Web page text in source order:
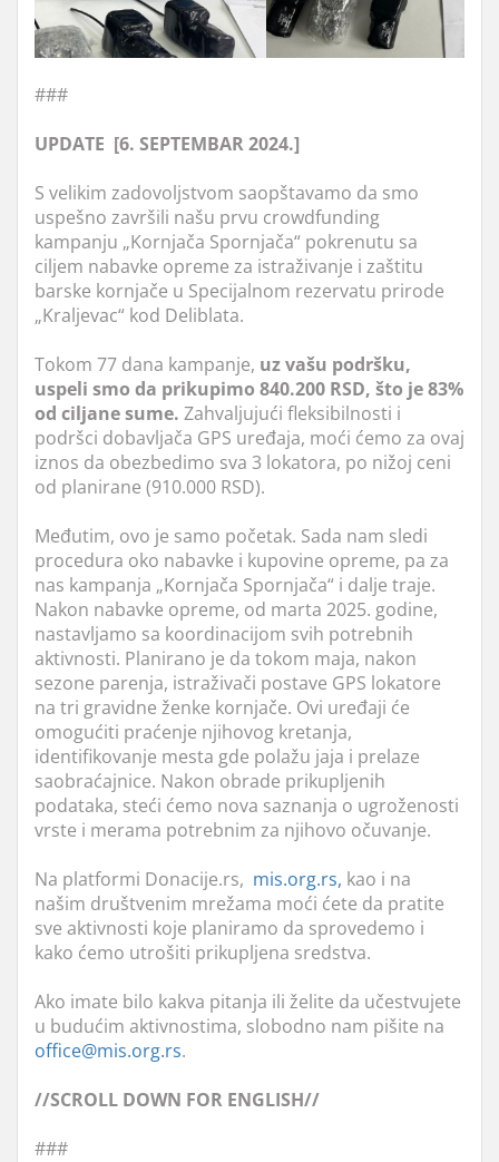
###
UPDATE [6. SEPTEMBAR 2024.]
S velikim zadovoljstvom saopštavamo da smo
uspešno završili našu prvu crowdfunding
kampanju „Kornjača Spornjača“ pokrenutu sa
ciljem nabavke opreme za istraživanje i zaštitu
barske kornjače u Specijalnom rezervatu prirode
„Kraljevac“ kod Deliblata.
Tokom 77 dana kampanje, uz vašu podršku,
uspeli smo da prikupimo 840.200 RSD, što je 83%
od ciljane sume. Zahvaljujući fleksibilnosti i
podršci dobavljača GPS uređaja, moći ćemo za ovaj
iznos da obezbedimo sva 3 lokatora, po nižoj ceni
od planirane (910.000 RSD).
Međutim, ovo je samo početak. Sada nam sledi
procedura oko nabavke i kupovine opreme, pa za
nas kampanja „Kornjača Spornjača“ i dalje traje.
Nakon nabavke opreme, od marta 2025. godine,
nastavljamo sa koordinacijom svih potrebnih
aktivnosti. Planirano je da tokom maja, nakon
sezone parenja, istraživači postave GPS lokatore
na tri gravidne ženke kornjače. Ovi uređaji će
omogućiti praćenje njihovog kretanja,
identifikovanje mesta gde polažu jaja i prelaze
saobraćajnice. Nakon obrade prikupljenih
podataka, steći ćemo nova saznanja o ugroženosti
vrste i merama potrebnim za njihovo očuvanje.
Na platformi Donacije.rs, mis.org.rs, kao i na
našim društvenim mrežama moći ćete da pratite
sve aktivnosti koje planiramo da sprovedemo i
kako ćemo utrošiti prikupljena sredstva.
Ako imate bilo kakva pitanja ili želite da učestvujete
u budućim aktivnostima, slobodno nam pišite na
office@mis.org.rs.
//SCROLL DOWN FOR ENGLISH//
###